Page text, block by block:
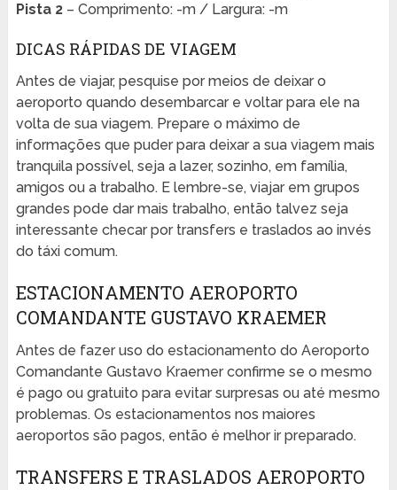
Pista 2– Comprimento: -m / Largura: -m
DICAS RÁPIDAS DE VIAGEM
Antes de viajar, pesquise por meios de deixar o
aeroporto quando desembarcar e voltar para ele na
volta de sua viagem. Prepare o máximo de
informações que puder para deixar a sua viagem mais
tranquila possível, seja a lazer, sozinho, em família,
amigos ou a trabalho. E lembre-se, viajar em grupos
grandes pode dar mais trabalho, então talvez seja
interessante checar por transfers e traslados ao invés
do táxi comum.
ESTACIONAMENTO AEROPORTO
COMANDANTE GUSTAVO KRAEMER
Antes de fazer uso do estacionamento do Aeroporto
Comandante Gustavo Kraemer confirme se o mesmo
é pago ou gratuito para evitar surpresas ou até mesmo
problemas. Os estacionamentos nos maiores
aeroportos são pagos, então é melhor ir preparado.
TRANSFERS E TRASLADOS AEROPORTO